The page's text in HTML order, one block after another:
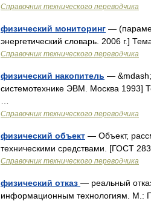
Справочник технического переводчика
физический мониторинг —
энергетический словарь. 2006 г.]
Справочник технического переводчика
физический накопитель — &mdash;
системотехнике ЭВМ. Москва 1993]
Справочник технического переводчика
физический объект — Объект,
техническими средствами. [ГОСТ
Справочник технического переводчика
физический отказ — реальный
информационным технологиям. М.: